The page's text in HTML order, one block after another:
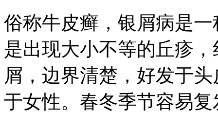
俗称牛皮癣，银屑病是
是出现大小不等的丘疹
屑，边界清楚，好发于
于女性。春冬季节容易